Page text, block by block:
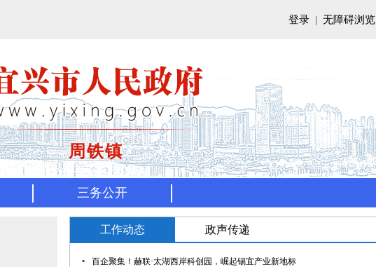
登录 | 无障碍浏览
周铁镇
三务公开
工作动态 政声传递
• 百企聚集！赫联·太湖西岸科创园，崛起锡宜产业新地标